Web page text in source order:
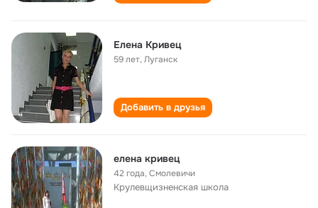
Елена Кривец
59 лет,Луганск
Добавить в друзья
елена кривец
42 года,Смолевичи
Крулевщизненская школа